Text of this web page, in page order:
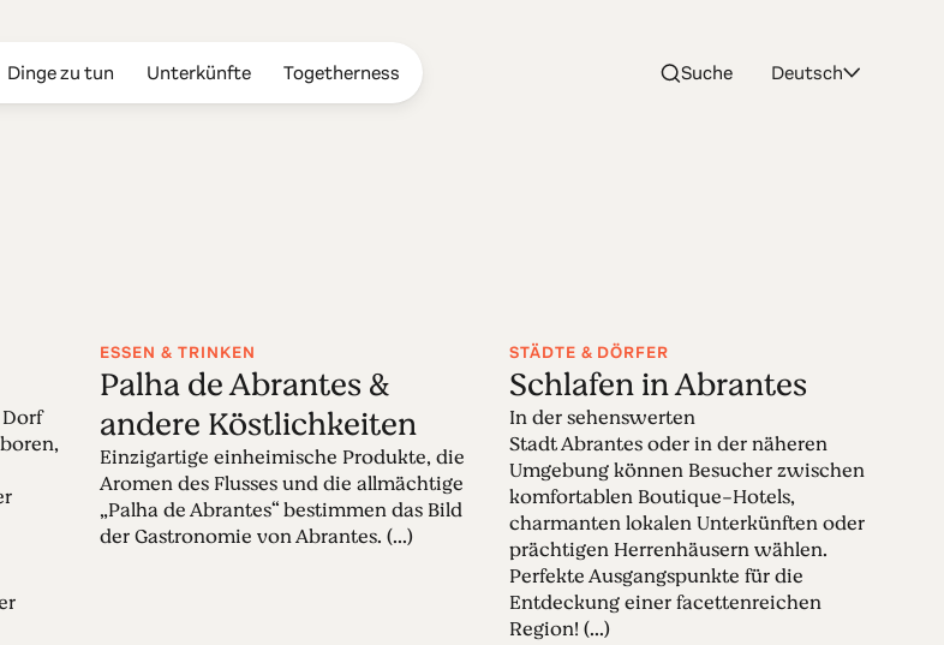
Dinge zu tun Unterkünfte Togetherness Suche Deutsch
ESSEN & TRINKEN
Palha de Abrantes &
andere Köstlichkeiten
Einzigartige einheimische Produkte, die
Aromen des Flusses und die allmächtige
„Palha de Abrantes“ bestimmen das Bild
der Gastronomie von Abrantes. (...)
STÄDTE & DÖRFER
Schlafen in Abrantes
In der sehenswerten
Stadt Abrantes oder in der näheren
Umgebung können Besucher zwischen
komfortablen Boutique-Hotels,
charmanten lokalen Unterkünften oder
prächtigen Herrenhäusern wählen.
Perfekte Ausgangspunkte für die
Entdeckung einer facettenreichen
Region! (...)